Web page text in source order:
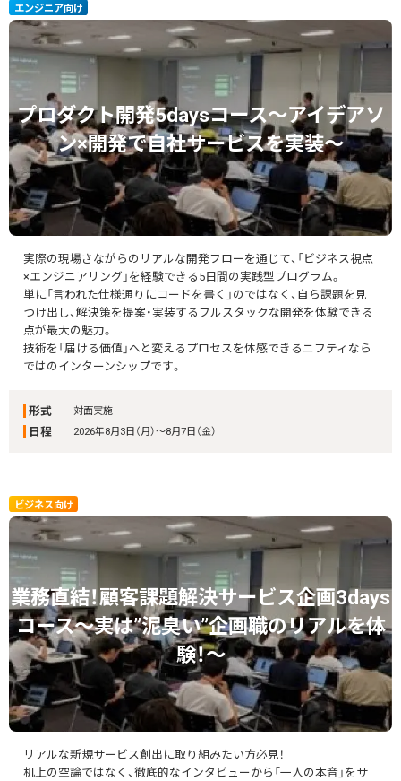
エンジニア向け
プロダクト開発5daysコース～アイデアソ
ン×開発で自社サービスを実装～
実際の現場さながらのリアルな開発フローを通じて、「ビジネス視点
×エンジニアリング」を経験できる5日間の実践型プログラム。
単に「言われた仕様通りにコードを書く」のではなく、自ら課題を見
つけ出し、解決策を提案・実装するフルスタックな開発を体験できる
点が最大の魅力。
技術を「届ける価値」へと変えるプロセスを体感できるニフティなら
ではのインターンシップです。
形式 対面実施
日程 2026年8月3日（月）～8月7日（金）
ビジネス向け
業務直結！顧客課題解決サービス企画3days
コース～実は”泥臭い”企画職のリアルを体
験！～
リアルな新規サービス創出に取り組みたい方必見！
机上の空論ではなく、徹底的なインタビューから「一人の本音」をサ